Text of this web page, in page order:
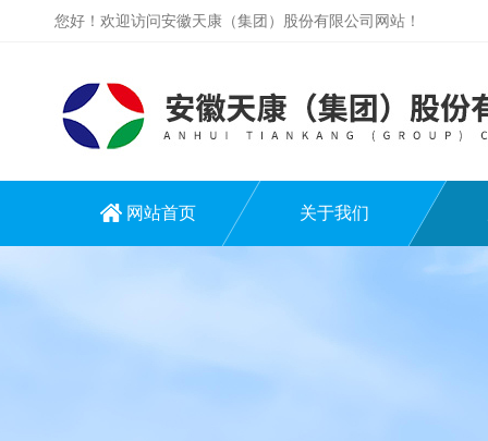
您好！欢迎访问安徽天康（集团）股份有限公司网站！
网站首页 关于我们